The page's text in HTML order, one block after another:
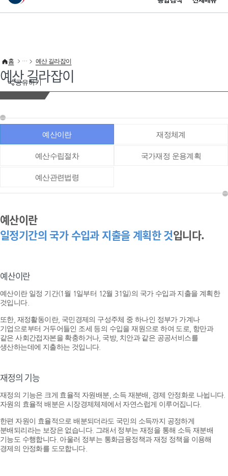
이 누리집은 대한민국 공식 전자정부 누리집입니다.
공유하기
홈 예산 길라잡이
예산 길라잡이
예산이란 재정체계
예산수립절차 국가재정 운용계획
예산관련법령
예산이란
일정기간의 국가 수입과 지출을 계획한 것입니다.
예산이란
예산이란 일정 기간(1월 1일부터 12월 31일)의 국가 수입과 지출을 계획한
것입니다.
또한, 재정활동이란, 국민경제의 구성주체 중 하나인 정부가 가계나
기업으로부터 거두어들인 조세 등의 수입을 재원으로 하여 도로, 항만과
같은 사회간접자본을 확충하거나, 국방, 치안과 같은 공공서비스를
생산하는데에 지출하는 것입니다.
재정의 기능
재정의 기능은 크게 효율적 자원배분, 소득 재분배, 경제 안정화로 나뉩니다.
자원의 효율적 배분은 시장경제체제에서 자연스럽게 이루어집니다.
한편 자원이 효율적으로 배분되더라도 국민의 소득까지 공정하게
분배되리라는 보장은 없습니다. 그래서 정부는 재정을 통해 소득 재분배
기능도 수행합니다. 아울러 정부는 통화금융정책과 재정 정책을 이용해
경제의 안정화를 도모합니다.